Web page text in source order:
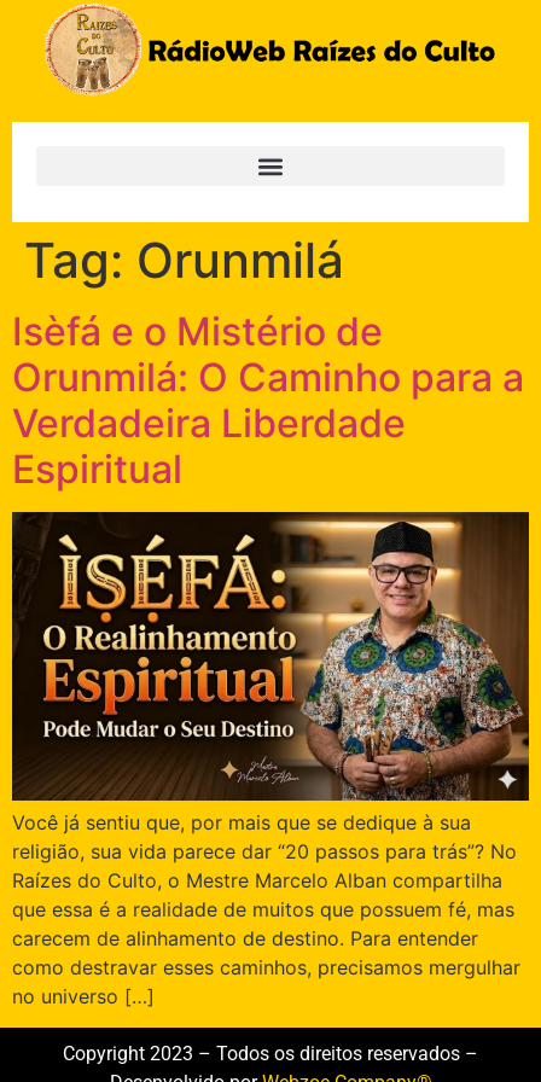
Tag: Orunmilá
Isèfá e o Mistério de
Orunmilá: O Caminho para a
Verdadeira Liberdade
Espiritual
Você já sentiu que, por mais que se dedique à sua
religião, sua vida parece dar “20 passos para trás”? No
Raízes do Culto, o Mestre Marcelo Alban compartilha
que essa é a realidade de muitos que possuem fé, mas
carecem de alinhamento de destino. Para entender
como destravar esses caminhos, precisamos mergulhar
no universo […]
Copyright 2023 – Todos os direitos reservados –